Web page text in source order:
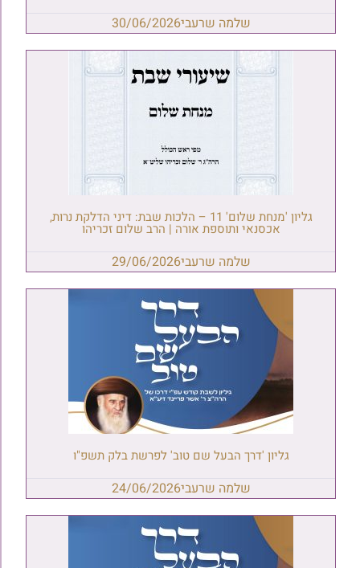
שלמה שרעבי30/06/2026
גליון 'מנחת שלום' 11 – הלכות שבת: דיני הדלקת נרות,
אכסנאי ותוספת אורה | הרב שלום זכריהו
שלמה שרעבי29/06/2026
גליון 'דרך הבעל שם טוב' לפרשת בלק תשפ"ו
שלמה שרעבי24/06/2026